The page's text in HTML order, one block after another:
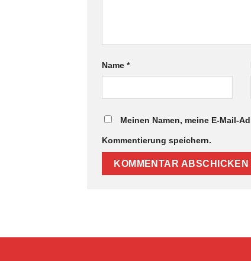
Name *
Meinen Namen, meine E-Mail-
Kommentierung speichern.